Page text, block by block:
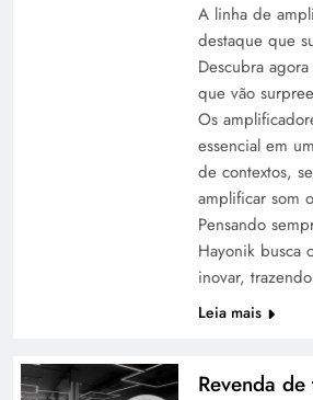
A linha de
destaque que
Descubra
que vão
Os
essencial em
de contextos,
amplificar som
Pensando
Hayonik busca
inovar,
Leia mais
Revenda